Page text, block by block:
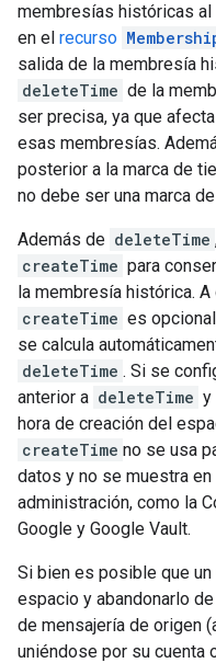
membresías históricas
en el recurso
salida de la membresía
deleteTime de la
ser precisa, ya que
esas membresías.
posterior a la marca de
no debe ser una marca
Además de deleteTime
createTime para
la membresía histórica.
createTime es
se calcula
deleteTime . Si se
anterior a deleteTime y
hora de creación del
createTime no se usa
datos y no se muestra
administración, como la
Google y Google Vault.
Si bien es posible que un
espacio y abandonarlo
de mensajería de origen
uniéndose por su cuenta